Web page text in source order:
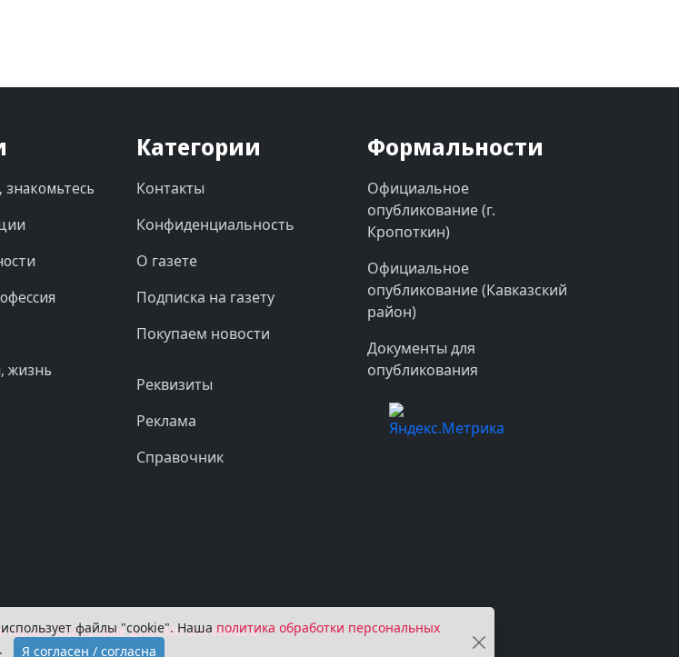
жизнь
Категории
Контакты
Конфиденциальность
О газете
Подписка на газету
Покупаем новости
Реквизиты
Реклама
Справочник
Формальности
Официальное
опубликование (г.
Кропоткин)
Официальное
опубликование (Кавказский
район)
Документы для
опубликования
Платформе для СМИ MoreSMI.ru
файлы "cookie". Нашаполитика обработки персональных
. Я согласен / согласна